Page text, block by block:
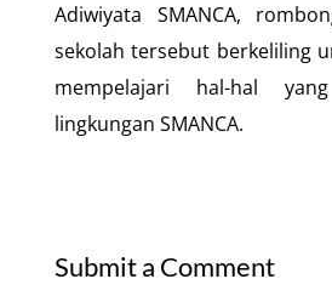
Adiwiyata SMANCA,
sekolah tersebut berkeliling
mempelajari hal-hal
lingkungan SMANCA.
Submit a Comment